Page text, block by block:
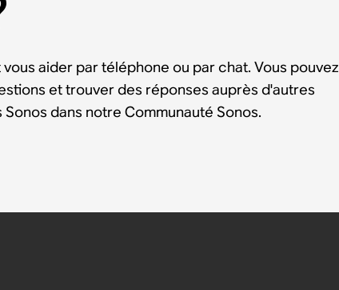
aider par téléphone ou par chat. Vous pouvez
et trouver des réponses auprès d'autres
dans notre Communauté Sonos.